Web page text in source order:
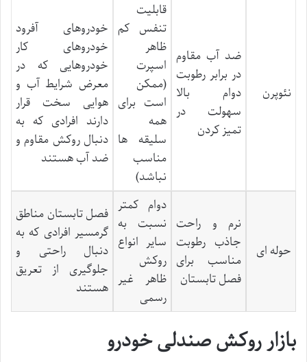
نئوپرن
ضد آب مقاوم
در برابر رطوبت
دوام بالا
سهولت در
تمیز کردن
قابلیت
تنفس کم
ظاهر
اسپرت
(ممکن
است برای
همه
سلیقه ها
مناسب
نباشد)
خودروهای آفرود
خودروهای کار
خودروهایی که در
معرض شرایط آب و
هوایی سخت قرار
دارند افرادی که به
دنبال روکش مقاوم و
ضد آب هستند
حوله ای
نرم و راحت
جاذب رطوبت
مناسب برای
فصل تابستان
دوام کمتر
نسبت به
سایر انواع
روکش
ظاهر غیر
رسمی
فصل تابستان مناطق
گرمسیر افرادی که به
دنبال راحتی و
جلوگیری از تعریق
هستند
بازار روکش صندلی خودرو